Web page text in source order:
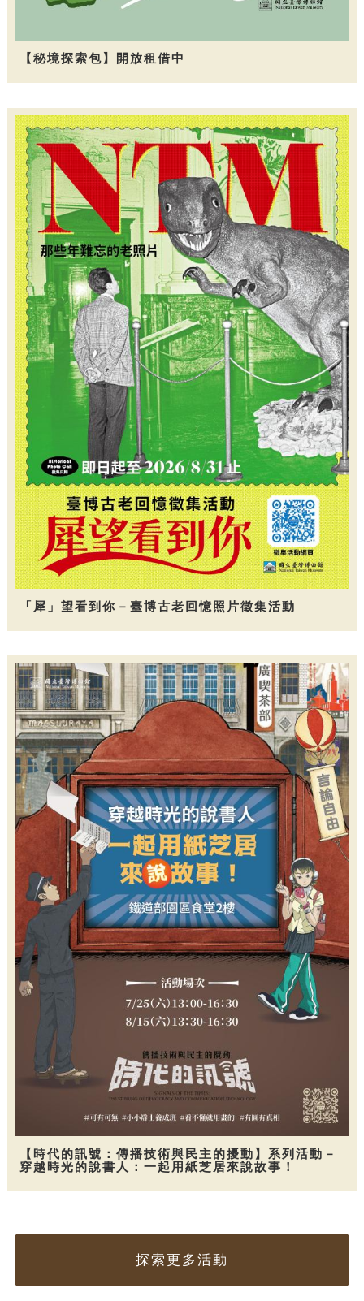
【秘境探索包】開放租借中
「犀」望看到你－臺博古老回憶照片徵集活動
【時代的訊號：傳播技術與民主的擾動】系列活動－
穿越時光的說書人：一起用紙芝居來說故事！
探索更多活動